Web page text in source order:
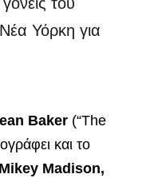
Υόρκη για
Baker (“The
και το
Mikey Madison,